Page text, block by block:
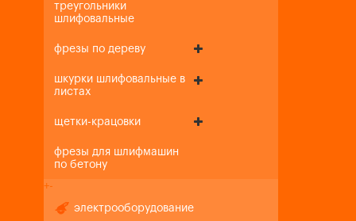
треугольники
шлифовальные
фрезы по дереву
шкурки шлифовальные в
листах
щетки-крацовки
фрезы для шлифмашин
по бетону
+-
электрооборудование